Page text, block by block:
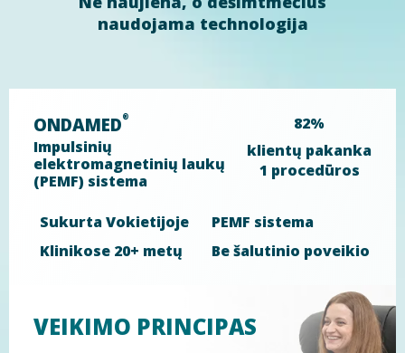
naudojama technologija
ONDAMED®
Impulsinių
elektromagnetinių laukų
(PEMF) sistema
82%
klientų pakanka
1 procedūros
Sukurta Vokietijoje
PEMF sistema
Klinikose 20+ metų
Be šalutinio poveikio
VEIKIMO PRINCIPAS